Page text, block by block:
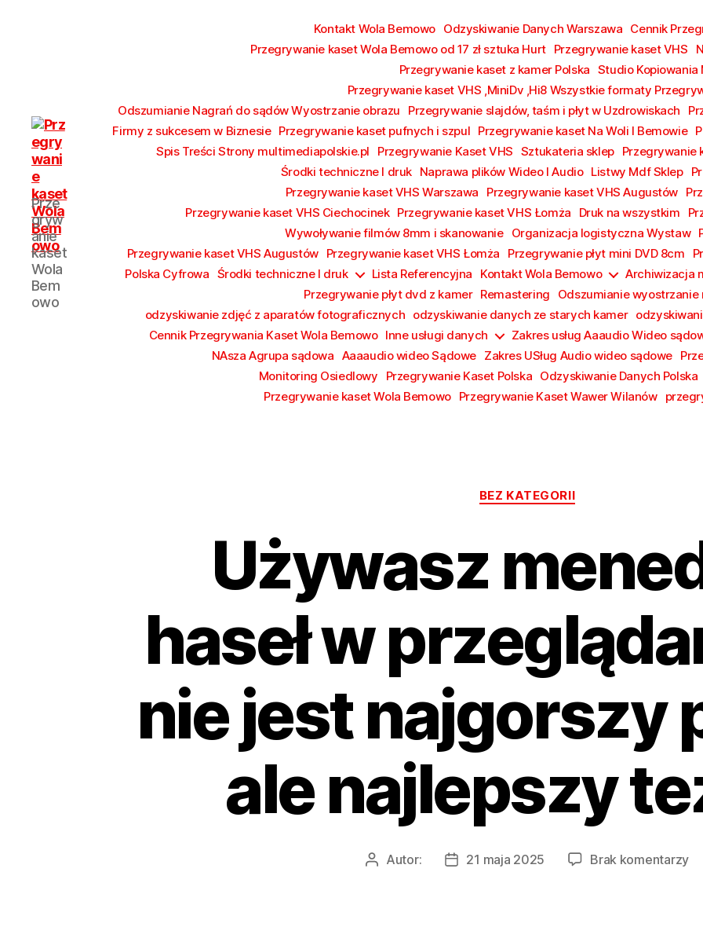
Przegrywanie
kaset
Bemowo
Wola
od
17
zł
Prze
gryw
anie
kaset
Wola
Bem
owo
Kontakt Wola Bemowo Odzyskiwanie Danych Warszawa Cennik
Przegrywanie kaset Wola Bemowo od 17 zł sztuka Hurt Przegrywanie kaset VHS
Przegrywanie kaset z kamer Polska Studio Kopiowania
Przegrywanie kaset VHS ,MiniDv ,Hi8 Wszystkie formaty
Odszumianie Nagrań do sądów Wyostrzanie obrazu
Przegrywanie slajdów, taśm i płyt w Uzdrowiskach
Firmy z sukcesem w Biznesie Przegrywanie kaset pufnych i szpul Przegrywanie kaset Na Woli I Bemowie
Spis Treści Strony multimediapolskie.pl
Przegrywanie Kaset VHS Sztukateria sklep Przegrywanie
Środki techniczne I druk Naprawa plików Wideo I Audio Listwy Mdf Sklep
Przegrywanie kaset VHS Warszawa
Przegrywanie kaset VHS Augustów
Przegrywanie kaset VHS Ciechocinek Przegrywanie kaset VHS Łomża Druk na wszystkim
Wywoływanie filmów 8mm i skanowanie Organizacja logistyczna Wystaw
Przegrywanie kaset VHS Augustów Przegrywanie kaset VHS Łomża Przegrywanie płyt mini DVD 8cm
Polska Cyfrowa Środki techniczne I druk Lista Referencyjna Kontakt Wola Bemowo
Archiwizacja
Przegrywanie płyt dvd z kamer Remastering
Odszumianie
odzyskiwanie zdjęć z aparatów fotograficznych odzyskiwanie danych ze starych kamer
Cennik Przegrywania Kaset Wola Bemowo Inne usługi danych
Zakres usług Aaaudio Wideo
NAsza Agrupa sądowa Aaaaudio wideo Sądowe Zakres USług Audio wideo sądowe
Monitoring Osiedlowy
Przegrywanie Kaset Polska Odzyskiwanie Danych Polska
Przegrywanie kaset Wola Bemowo Przegrywanie Kaset Wawer Wilanów
Kategorie
BEZ KATEGORII
Używasz
haseł w
nie jest najgorszy
ale najlepszy
AutorAutor:
Data21 maja 2025 Brak komentarzydo